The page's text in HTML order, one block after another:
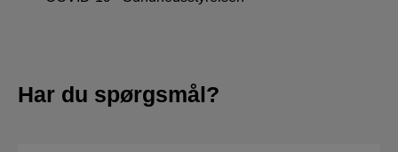
Har du spørgsmål?